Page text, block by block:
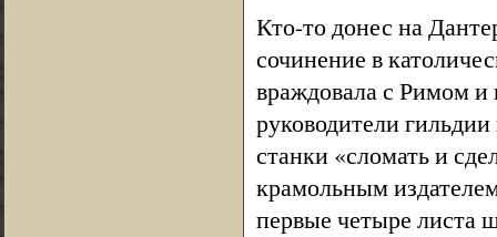
Кто-то донес на
сочинение в
враждовала с Римом и
руководители
станки «сломать и
крамольным
первые четыре листа